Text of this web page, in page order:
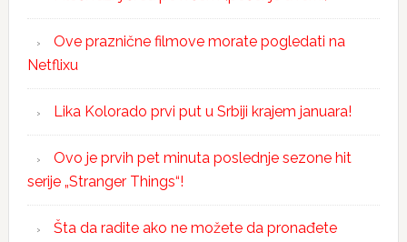
Ove praznične filmove morate pogledati na
Netflixu
Lika Kolorado prvi put u Srbiji krajem januara!
Ovo je prvih pet minuta poslednje sezone hit
serije „Stranger Things“!
Šta da radite ako ne možete da pronađete